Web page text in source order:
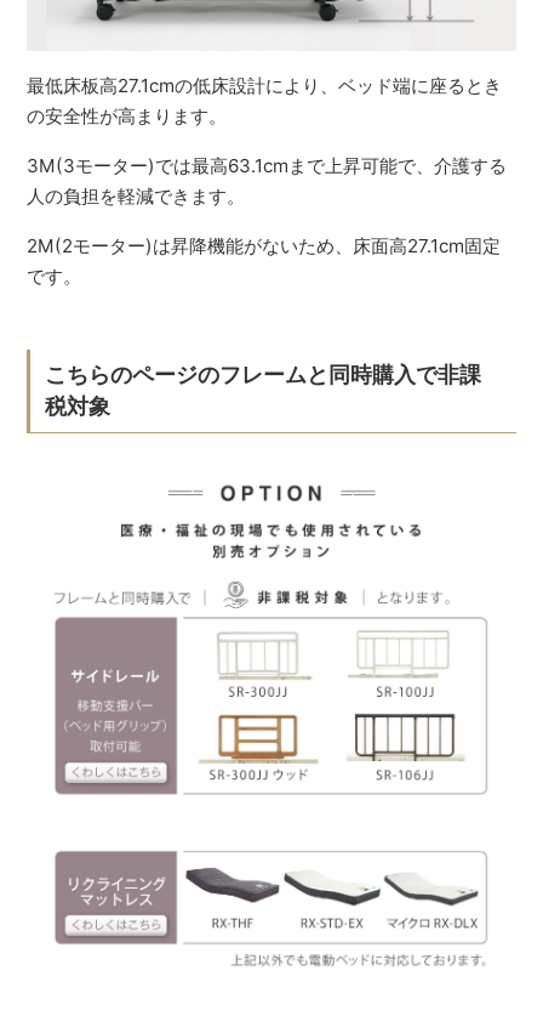
最低床板高27.1cmの低床設計により、ベッド端に座るとき
の安全性が高まります。
3M(3モーター)では最高63.1cmまで上昇可能で、介護する
人の負担を軽減できます。
2M(2モーター)は昇降機能がないため、床面高27.1cm固定
です。
こちらのページのフレームと同時購入で非課
税対象